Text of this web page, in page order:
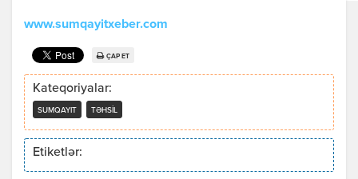
www.sumqayitxeber.com
ÇAP ET
Kateqoriyalar:
SUMQAYIT TƏHSIL
Etiketlər: